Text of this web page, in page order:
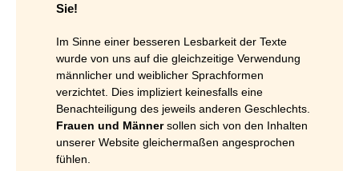
Sie!
Im Sinne einer besseren Lesbarkeit der Texte
wurde von uns auf die gleichzeitige Verwendung
männlicher und weiblicher Sprachformen
verzichtet. Dies impliziert keinesfalls eine
Benachteiligung des jeweils anderen Geschlechts.
Frauen und Männersollen sich von den Inhalten
unserer Website gleichermaßen angesprochen
fühlen.